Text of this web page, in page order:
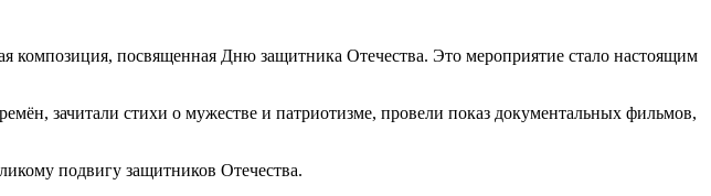
посвященная Дню защитника Отечества. Это мероприятие стало настоящим
зачитали стихи о мужестве и патриотизме, провели показ документальных фильмов,
подвигу защитников Отечества.